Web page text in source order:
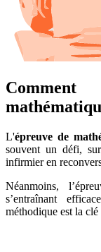
L'épreuve de
souvent un défi,
infirmier en
Néanmoins,
s’entraînant
méthodique est la clé